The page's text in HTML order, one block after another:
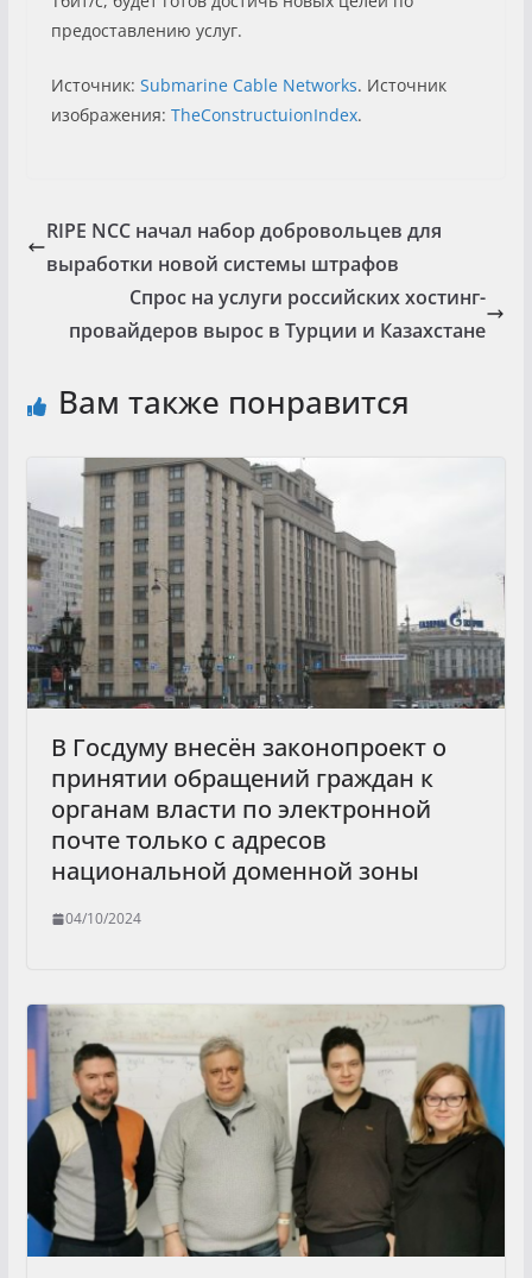
предоставлению услуг.
Источник: Submarine Cable Networks. Источник
изображения: TheConstructuionIndex.
RIPE NCC начал набор добровольцев для
выработки новой системы штрафов
Спрос на услуги российских хостинг-
провайдеров вырос в Турции и Казахстане
Вам также понравится
В Госдуму внесён законопроект о
принятии обращений граждан к
органам власти по электронной
почте только с адресов
национальной доменной зоны
04/10/2024